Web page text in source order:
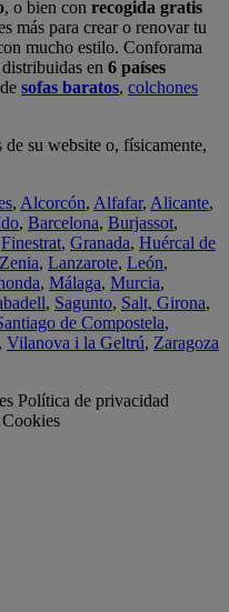
, o bien con recogida gratis
más para crear o renovar tu
mucho estilo. Conforama
en 6 países
sofas baratos, colchones
su website o, físicamente,
, Alcorcón, Alfafar, Alicante,
, Barcelona, Burjassot,
Finestrat, Granada, Huércal de
, Lanzarote, León,
, Málaga, Murcia,
, Sagunto, Salt, Girona,
de Compostela,
, Vilanova i la Geltrú, Zaragoza
Política de privacidad